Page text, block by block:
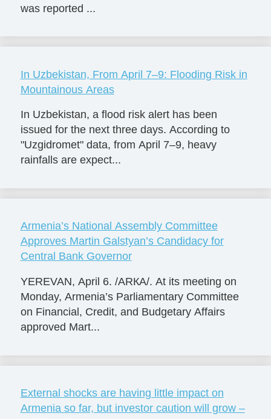
was reported ...
In Uzbekistan, From April 7–9: Flooding Risk in
Mountainous Areas
In Uzbekistan, a flood risk alert has been
issued for the next three days. According to
"Uzgidromet" data, from April 7–9, heavy
rainfalls are expect...
Armenia’s National Assembly Committee
Approves Martin Galstyan’s Candidacy for
Central Bank Governor
YEREVAN, April 6. /ARКА/. At its meeting on
Monday, Armenia’s Parliamentary Committee
on Financial, Credit, and Budgetary Affairs
approved Mart...
External shocks are having little impact on
Armenia so far, but investor caution will grow –